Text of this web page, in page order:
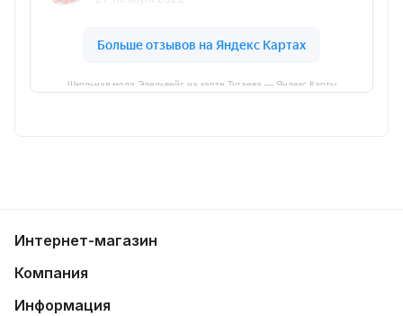
Школьная мода Эдельвейс на карте Тутаева — Яндекс Карты
Интернет-магазин
Компания
Информация